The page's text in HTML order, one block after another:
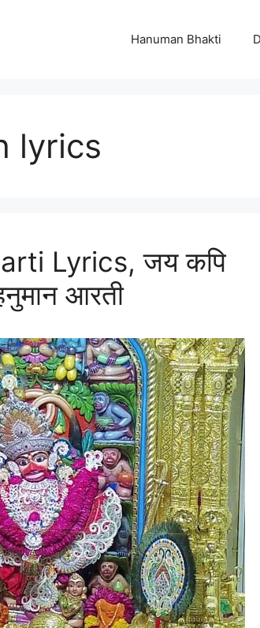
Hanuman Bhakti
lyrics
Lyrics, जय कपि
आरती